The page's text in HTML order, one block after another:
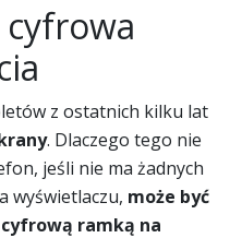
z ostatnich kilku lat
. Dlaczego tego nie
jeśli nie ma żadnych
wyświetlaczu, może być
ramką na